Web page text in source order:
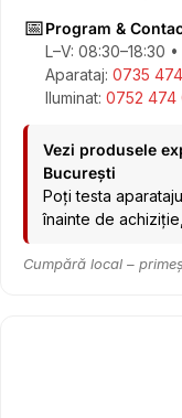
📅Program &
L–V: 08:30–18:30
Aparataj: 0735
Iluminat: 0752 474
Vezi produsele
București
Poți testa
înainte de
Cumpără local –